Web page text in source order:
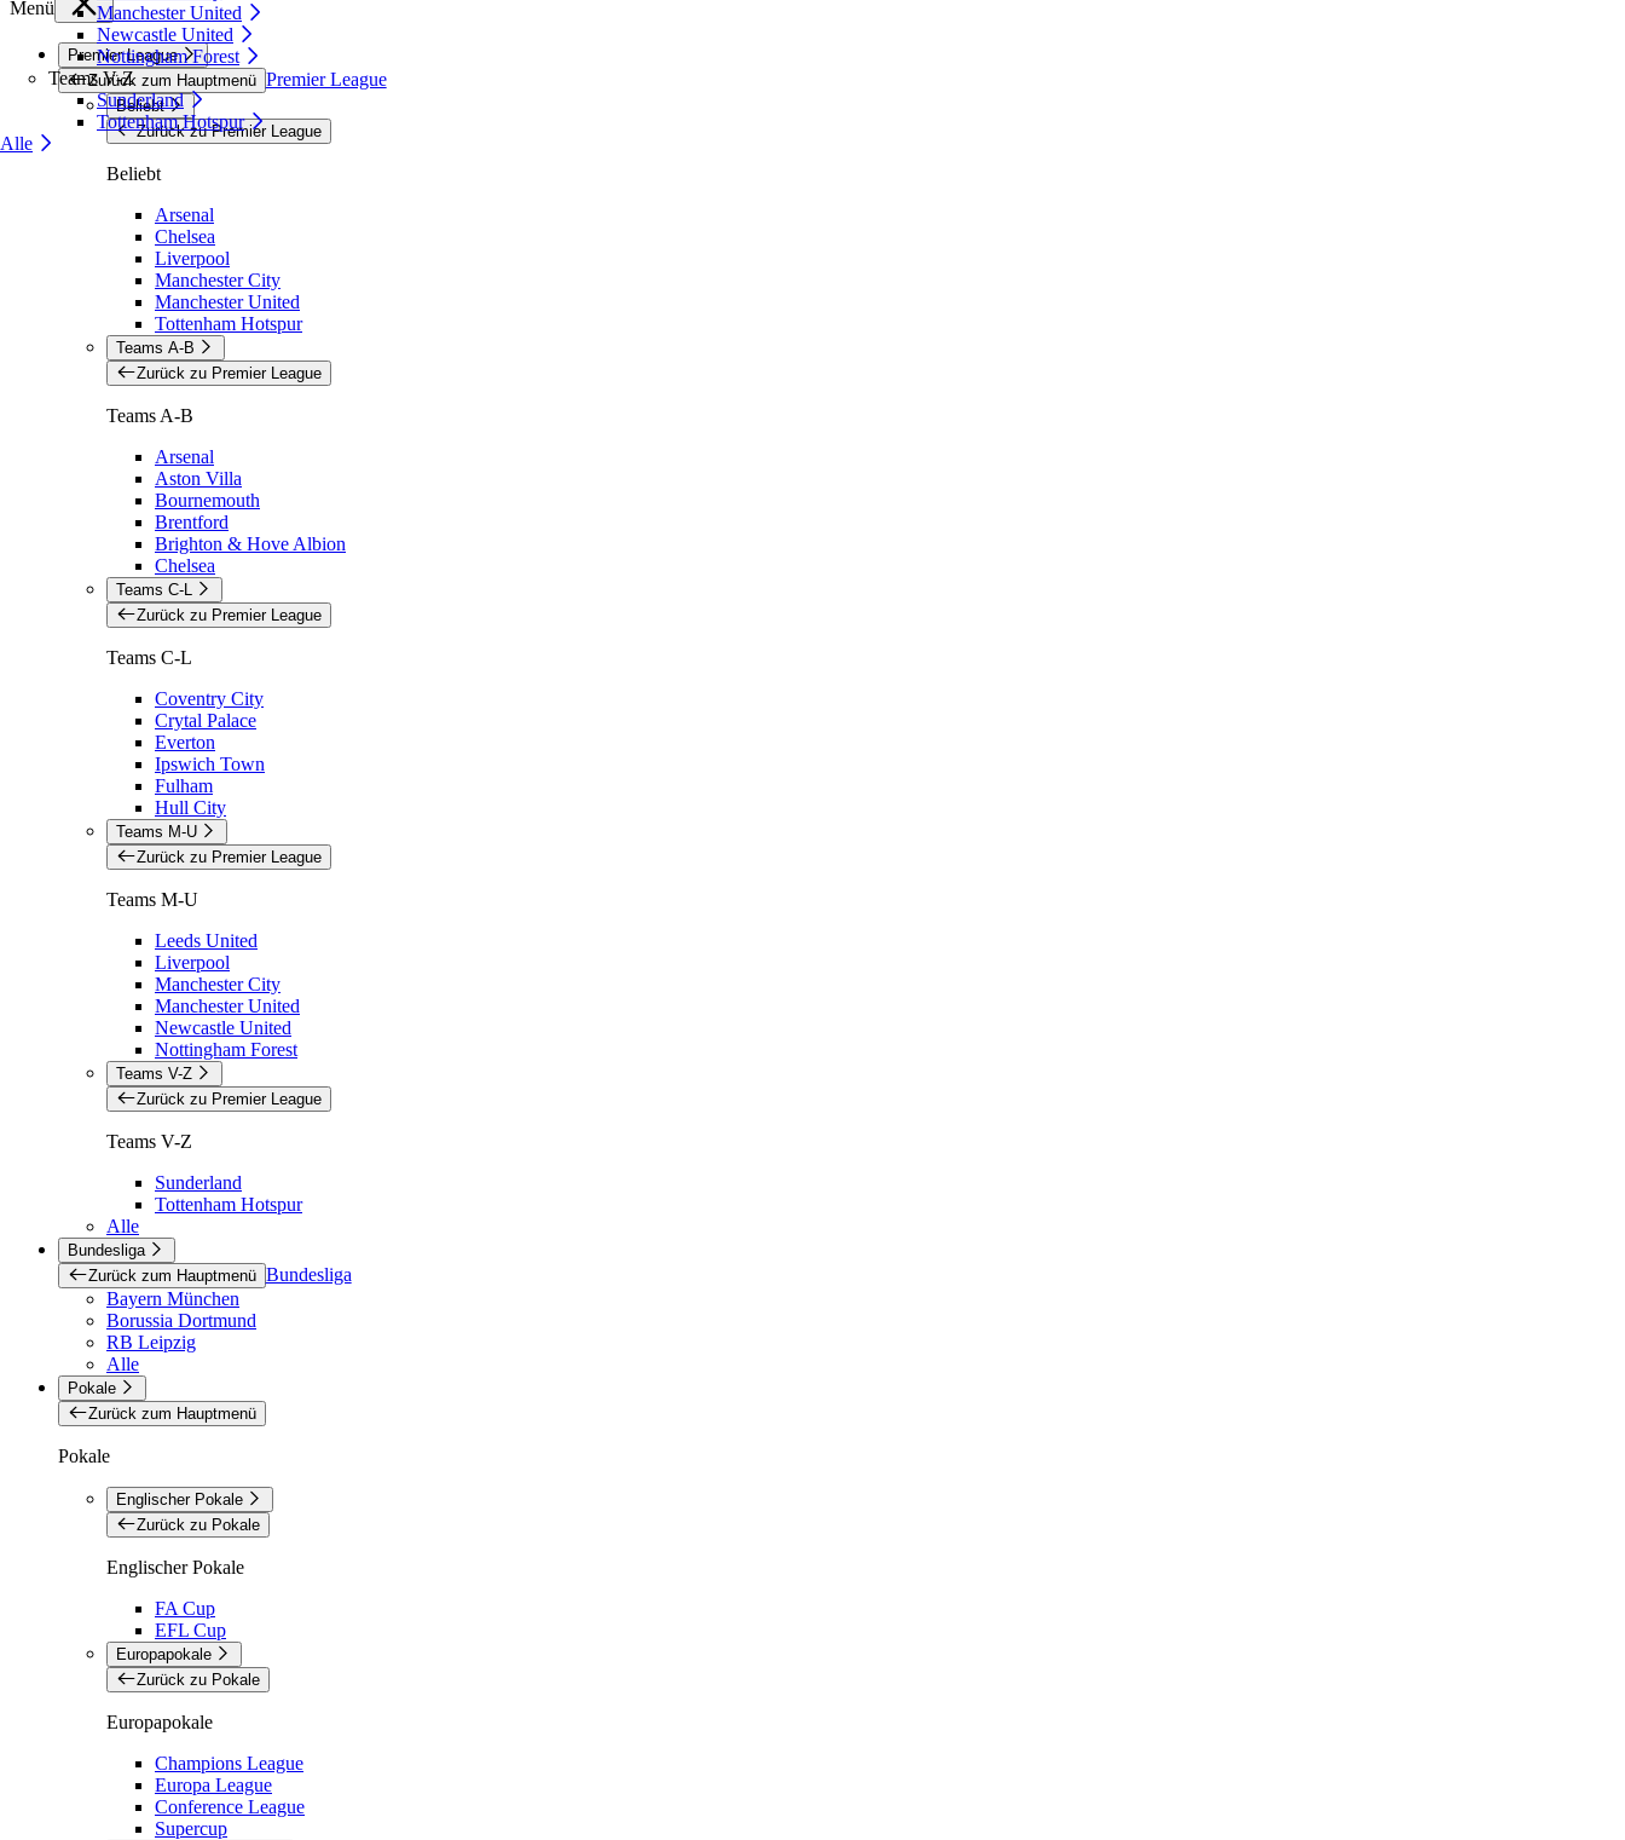
Manchester United
Newcastle United
Nottingham Forest
Teams V-Z
Sunderland
Tottenham Hotspur
Alle
Menü
Premier League
Zurück zum Hauptmenü Premier League
Beliebt
Zurück zu Premier League
Beliebt
Arsenal
Chelsea
Liverpool
Manchester City
Manchester United
Tottenham Hotspur
Teams A-B
Zurück zu Premier League
Teams A-B
Arsenal
Aston Villa
Bournemouth
Brentford
Brighton & Hove Albion
Chelsea
Teams C-L
Zurück zu Premier League
Teams C-L
Coventry City
Crytal Palace
Everton
Ipswich Town
Fulham
Hull City
Teams M-U
Zurück zu Premier League
Teams M-U
Leeds United
Liverpool
Manchester City
Manchester United
Newcastle United
Nottingham Forest
Teams V-Z
Zurück zu Premier League
Teams V-Z
Sunderland
Tottenham Hotspur
Alle
Bundesliga
Zurück zum Hauptmenü Bundesliga
Bayern München
Borussia Dortmund
RB Leipzig
Alle
Pokale
Zurück zum Hauptmenü
Pokale
Englischer Pokale
Zurück zu Pokale
Englischer Pokale
FA Cup
EFL Cup
Europapokale
Zurück zu Pokale
Europapokale
Champions League
Europa League
Conference League
Supercup